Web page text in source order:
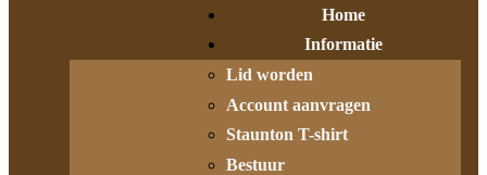
Home
Informatie
Lid worden
Account aanvragen
Staunton T-shirt
Bestuur